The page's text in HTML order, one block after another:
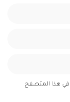
في هذا المتصفح